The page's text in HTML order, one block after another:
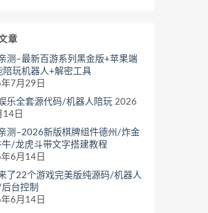
章
测–最新百游系列黑金版+苹果端
陪玩机器人+解密工具
7月29日
乐全套源代码/机器人陪玩 2026
14日
测–2026新版棋牌组件德州/炸金
/龙虎斗带文字搭建教程
6月14日
了22个游戏完美版纯源码/机器人
台控制
6月14日